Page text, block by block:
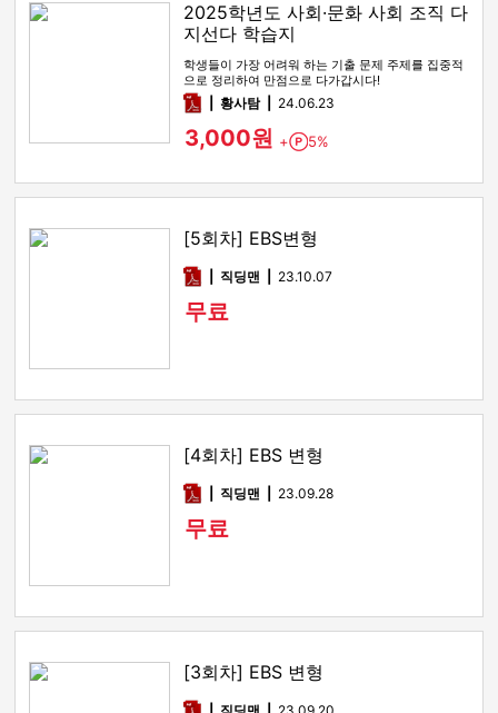
2025학년도 사회·문화 사회 조직 다
지선다 학습지
학생들이 가장 어려워 하는 기출 문제 주제를 집중적
으로 정리하여 만점으로 다가갑시다!
pdf황사탐 24.06.23
3,000원 + Point
5%
[5회차] EBS변형
pdf직딩맨 23.10.07
무료
[4회차] EBS 변형
pdf직딩맨 23.09.28
무료
[3회차] EBS 변형
pdf